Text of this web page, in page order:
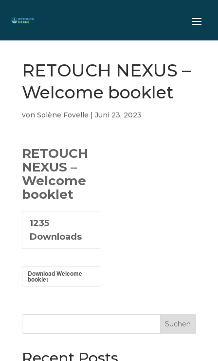
RETOUCH NEXUS –
Welcome booklet
von Solène Fovelle | Juni 23, 2023
RETOUCH
NEXUS –
Welcome
booklet
1235
Downloads
Download Welcome
booklet
Suchen